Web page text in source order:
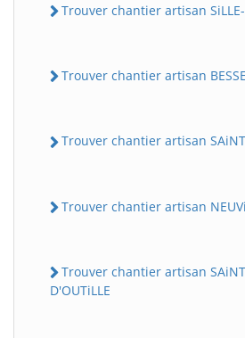
Trouver chantier artisan SiLLE-
Trouver chantier artisan
Trouver chantier artisan
Trouver chantier artisan
Trouver chantier artisan
D'OUTiLLE